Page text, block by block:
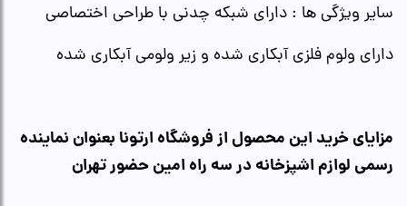
سایر ویژگی ها : دارای شبکه چدنی با طراحی اختصاصی
دارای ولوم فلزی آبکاری شده و زیر ولومی آبکاری شده
مزایای خرید این محصول از فروشگاه ارتونا بعنوان نماینده
رسمی لوازم اشپزخانه در سه راه امین حضور تهران